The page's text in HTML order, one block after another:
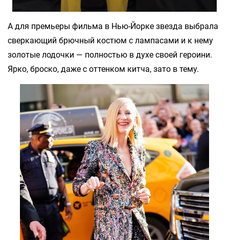
А для премьеры фильма в Нью-Йорке звезда выбрала
сверкающий брючный костюм с лампасами и к нему
золотые лодочки — полностью в духе своей героини.
Ярко, броско, даже с оттенком китча, зато в тему.